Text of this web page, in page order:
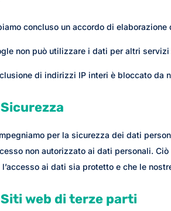
concluso un accordo di elaborazione
non può utilizzare i dati per altri servizi
di indirizzi IP interi è bloccato da
per la sicurezza dei dati
non autorizzato ai dati personali.
l’accesso ai dati sia protetto e che le
web di terze parti